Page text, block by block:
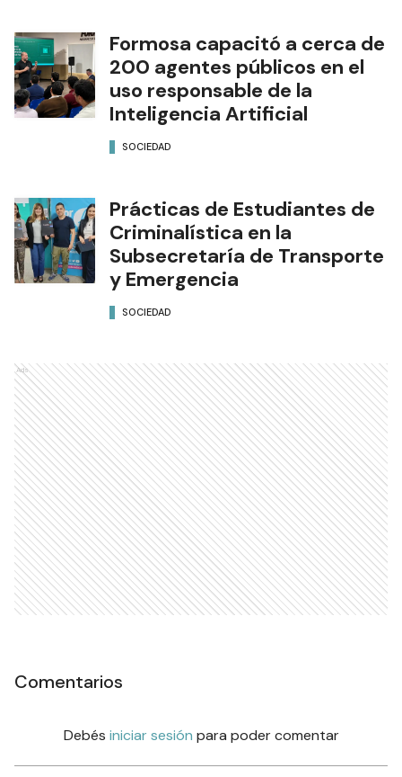
Formosa capacitó a cerca de
200 agentes públicos en el
uso responsable de la
Inteligencia Artificial
SOCIEDAD
Prácticas de Estudiantes de
Criminalística en la
Subsecretaría de Transporte
y Emergencia
SOCIEDAD
Ads
Comentarios
Debés iniciar sesión para poder comentar